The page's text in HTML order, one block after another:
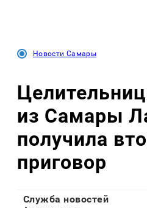
Новости Самары
из Самары
получила
приговор
Служба новостей